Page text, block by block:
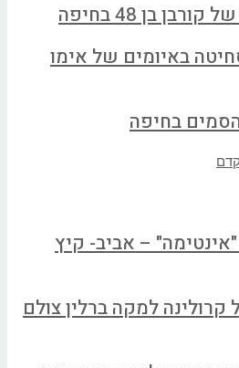
בן 48 בחיפה
באיומים של אימו
בחיפה
– אביב- קיץ
קיץ 2026 של קרולינה למקה ברלין צולם